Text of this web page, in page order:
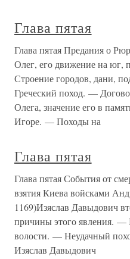
Глава пятая
Глава пятая Предания о
Олег, его движение на юг,
Строение городов, дани,
Греческий поход. —
Олега, значение его в
Игоре. — Походы на
Глава пятая
Глава пятая События от
взятия Киева войсками
1169)Изяслав Давыдович
причины этого явления. —
волости. — Неудачный
Изяслав Давыдович